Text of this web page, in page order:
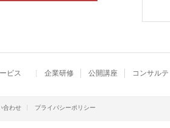
ビス 企業研修 公開講座 コンサル
合わせ プライバシーポリシー